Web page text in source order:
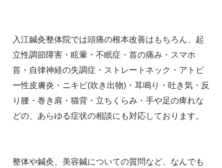
入江鍼灸整体院では頭痛の根本改善はもちろん、起
立性調節障害・眩暈・不眠症・首の痛み・スマホ
首・自律神経の失調症・ストレートネック・アトピ
ー性皮膚炎・ニキビ(吹き出物)・耳鳴り・吐き気・反
り腰・巻き肩・猫背・立ちくらみ・手や足の痺れな
どの、あらゆる症状の相談にも対応しております。
整体や鍼灸、美容鍼についての質問など、なんでも